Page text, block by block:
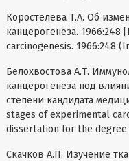
Коростелева Т.А. Об
канцерогенеза. 1966:248
carcinogenesis. 1966:248
Белохвостова А.Т.
канцерогенеза под
степени кандидата
stages of experimental
dissertation for the degree
Скачков А.П. Изучение